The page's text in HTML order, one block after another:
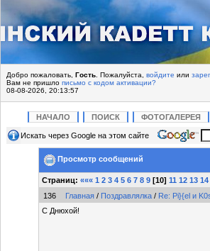
Добро пожаловать, Гость . Пожалуйста, войдите или
Вам не пришло письмо с кодом активации?
08-08-2026, 20:13:57
НАЧАЛО ПОИСК ФОТОГАЛЕРЕЯ
Искать через Google на этом сайте
Просмотр сообщений
Страниц: ««« 1 2 3 4 5 6 7 8 9 [10] 11 12 13 14
136
Главная / Поздравлялка / Re: Pi}{el и
С Днюхой!